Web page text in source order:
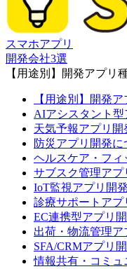
スマホアプリ
開発会社3選
【用途別】開発アプリ
【用途別】開発
AIアシスタント
天気予報アプリ開
防災アプリ開発に
ヘルスケア・フィ
サブスク管理アプ
IoT監視アプリ開
診療サポートアプ
EC連携型アプリ
出荷・物流管理
SFA/CRMアプリ
情報共有・コミュ